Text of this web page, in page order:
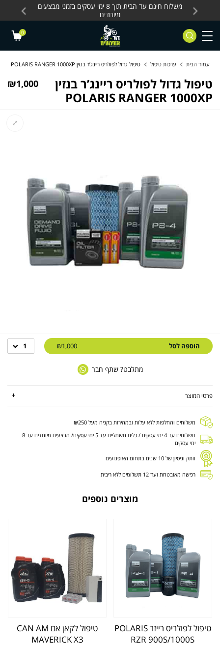
Skip to Content
Contact Us
כלים חשמליים
משלוח חינם עד הבית תוך 8 ימי עסקים בזמני מבצעים
מיוחדים
0
עמוד הבית ערכות טיפול טיפול גדול לפולריס ריינג’ר בנזין POLARIS RANGER 1000XP
טיפול גדול לפולריס ריינג’ר בנזין
POLARIS RANGER 1000XP
₪1,000
הוספה לסל ₪1,000
1
מתלבט? שתף חבר
פרטי המוצר
משלוחים והחלפות ללא עלות ובמהירות בקניה מעל ₪250
משלוחים עד 4 ימי עסקים / כלים חשמליים עד 5 ימי עסקים/ מבצעים מיוחדים עד 8
ימי עסקים
וותק וניסיון של 10 שנים בתחום האופנועים
רכישה מאובטחת ועד 12 תשלומים ללא ריבית
מוצרים נוספים
טיפול לפולריס רייזר POLARIS
RZR 900S/1000S
טיפול לקאן אם CAN AM
MAVERICK X3